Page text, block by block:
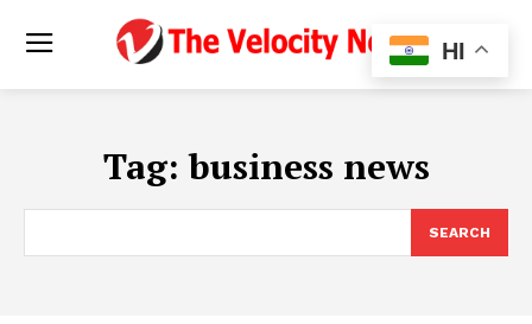
Tag:business news
SEARCH
HI